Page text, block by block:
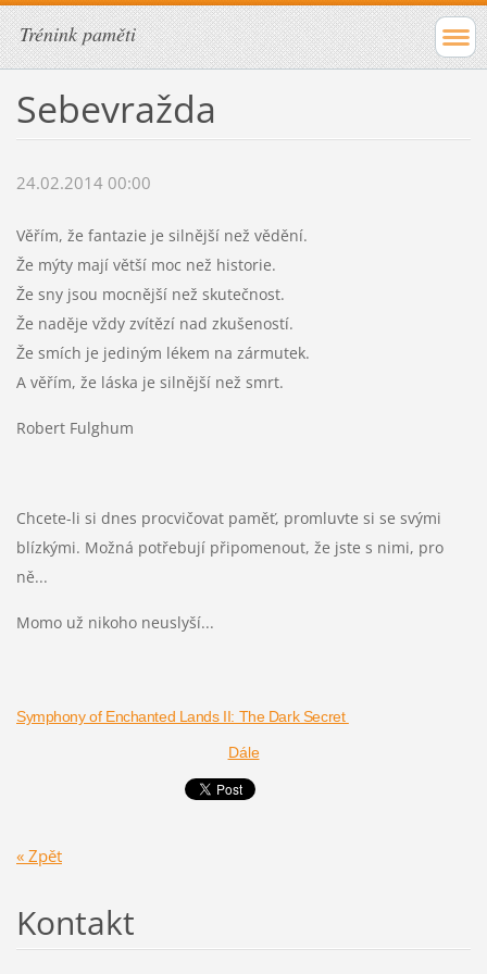
Trénink paměti
Sebevražda
24.02.2014 00:00
Věřím, že fantazie je silnější než vědění.
Že mýty mají větší moc než historie.
Že sny jsou mocnější než skutečnost.
Že naděje vždy zvítězí nad zkušeností.
Že smích je jediným lékem na zármutek.
A věřím, že láska je silnější než smrt.
Robert Fulghum
Chcete-li si dnes procvičovat paměť, promluvte si se svými
blízkými. Možná potřebují připomenout, že jste s nimi, pro
ně...
Momo už nikoho neuslyší...
Symphony of Enchanted Lands II: The Dark Secret
Dále
« Zpět
Kontakt